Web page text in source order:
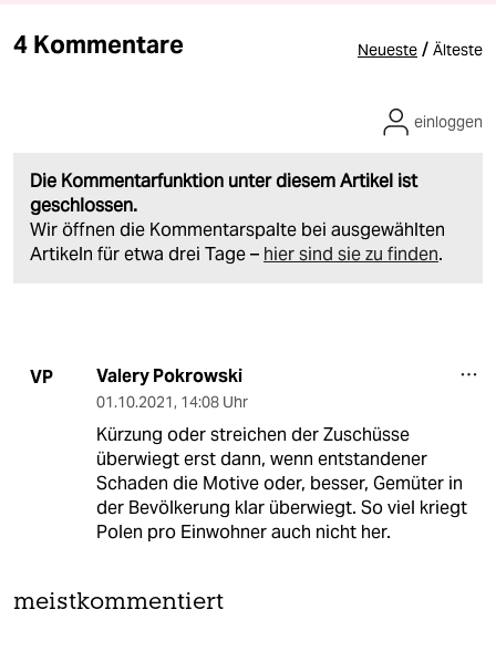
4 Kommentare Neueste / Älteste
Die Kommentarfunktion unter diesem Artikel ist
geschlossen.
Wir öffnen die Kommentarspalte bei ausgewählten
Artikeln für etwa drei Tage – hier sind sie zu finden.
einloggen
VP Valery Pokrowski
01.10.2021, 14:08 Uhr
Kürzung oder streichen der Zuschüsse
überwiegt erst dann, wenn entstandener
Schaden die Motive oder, besser, Gemüter in
der Bevölkerung klar überwiegt. So viel kriegt
Polen pro Einwohner auch nicht her.
meistkommentiert